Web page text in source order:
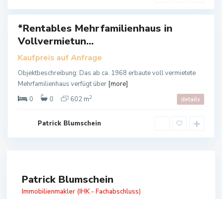
a
*Rentables Mehrfamilienhaus in
Vollvermietun...
Kaufpreis auf Anfrage
Objektbeschreibung: Das ab ca. 1968 erbaute voll vermietete
Mehrfamilienhaus verfügt über [more]
0
0 602 m2 details
Patrick Blumschein
Patrick Blumschein
Immobilienmakler (IHK - Fachabschluss)